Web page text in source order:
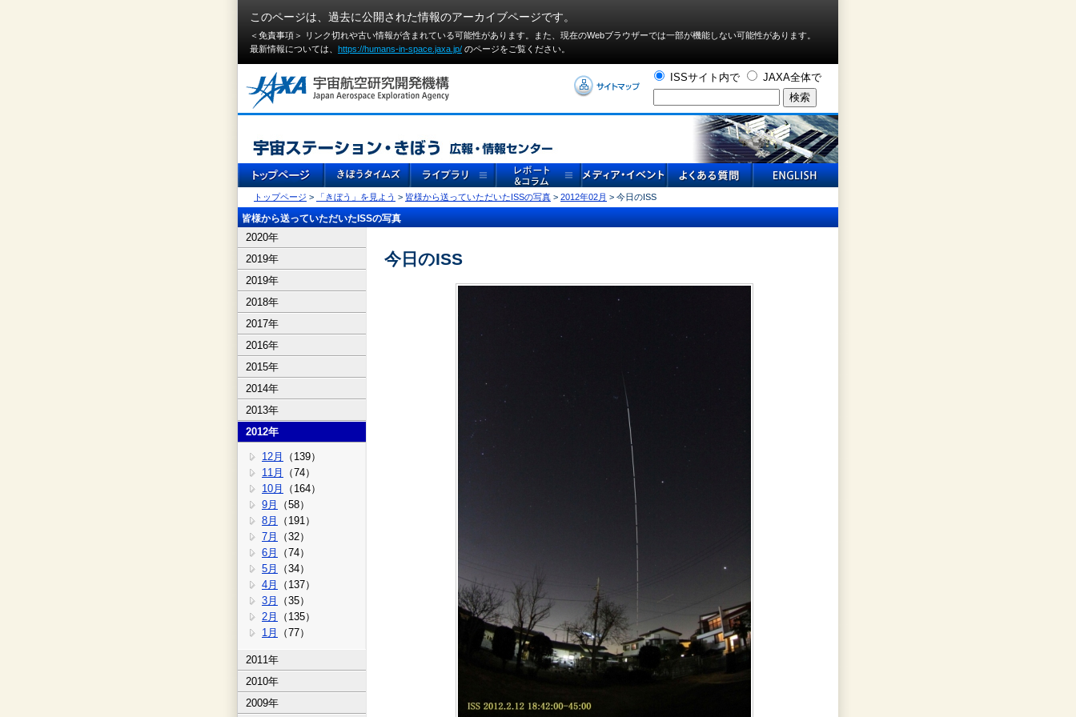
このページは、過去に公開された情報のアーカイブページです。
＜免責事項＞ リンク切れや古い情報が含まれている可能性があります。また、現在のWebブラウザーでは⼀部が機能しない可能性があります。
最新情報については、 https://humans-in-space.jaxa.jp/ のページをご覧ください。
ISSサイト内で JAXA全体で
トップページ > 「きぼう」を見よう > 皆様から送っていただいたISSの写真 > 2012年02月 > 今日のISS
皆様から送っていただいたISSの写真
2020年
2019年
2019年
2018年
2017年
2016年
2015年
2014年
2013年
2012年
12月
（139）
11月
（74）
10月
（164）
9月
（58）
8月
（191）
7月
（32）
6月
（74）
5月
（34）
4月
（137）
3月
（35）
2月
（135）
1月
（77）
2011年
2010年
2009年
今日のISS